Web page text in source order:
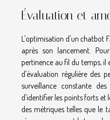
Évaluation et
L'optimisation d'un chatbot
après son lancement.
pertinence au fil du temps, il
d'évaluation régulière des
surveillance constante
d'identifier les points forts et
des métriques telles que le